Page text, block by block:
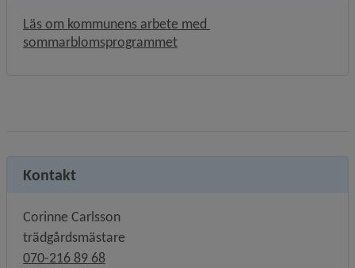
Läs om kommunens arbete med
sommarblomsprogrammet
Kontakt
Corinne Carlsson
trädgårdsmästare
070-216 89 68